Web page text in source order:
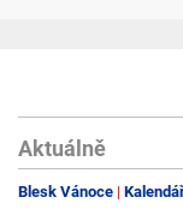
Aktuálně
Blesk Vánoce